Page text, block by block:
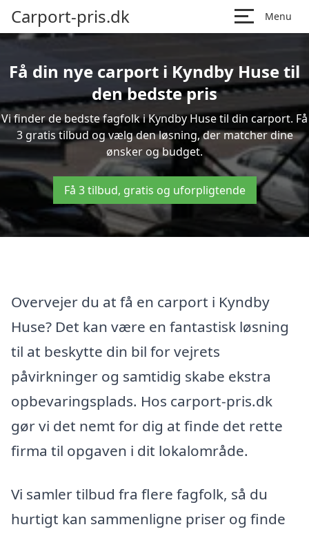
Carport-pris.dk Menu
Få din nye carport i Kyndby Huse til
den bedste pris
Vi finder de bedste fagfolk i Kyndby Huse til din carport. Få
3 gratis tilbud og vælg den løsning, der matcher dine
ønsker og budget.
Få 3 tilbud, gratis og uforpligtende
Overvejer du at få en carport i Kyndby
Huse? Det kan være en fantastisk løsning
til at beskytte din bil for vejrets
påvirkninger og samtidig skabe ekstra
opbevaringsplads. Hos carport-pris.dk
gør vi det nemt for dig at finde det rette
firma til opgaven i dit lokalområde.
Vi samler tilbud fra flere fagfolk, så du
hurtigt kan sammenligne priser og finde